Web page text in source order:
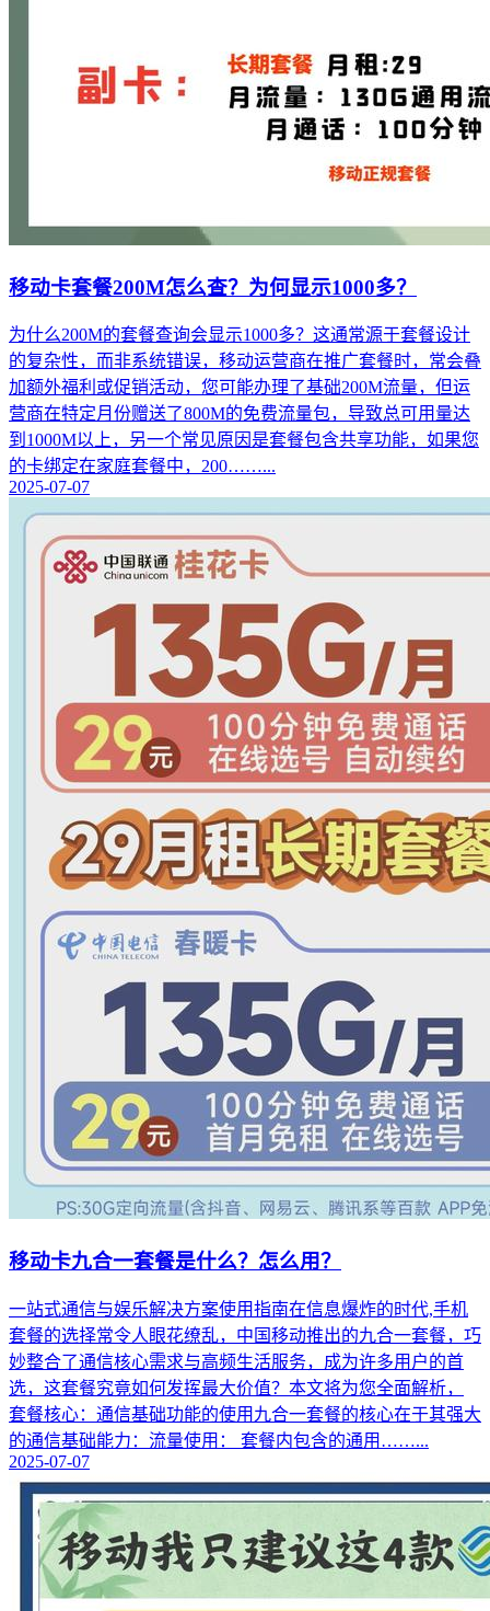
移动卡套餐200M怎么查？为何显示1000多？
为什么200M的套餐查询会显示1000多？这通常源于套餐设计
的复杂性，而非系统错误，移动运营商在推广套餐时，常会叠
加额外福利或促销活动，您可能办理了基础200M流量，但运
营商在特定月份赠送了800M的免费流量包，导致总可用量达
到1000M以上，另一个常见原因是套餐包含共享功能，如果您
的卡绑定在家庭套餐中，200……...
2025-07-07
移动卡九合一套餐是什么？怎么用？
一站式通信与娱乐解决方案使用指南在信息爆炸的时代,手机
套餐的选择常令人眼花缭乱，中国移动推出的九合一套餐，巧
妙整合了通信核心需求与高频生活服务，成为许多用户的首
选，这套餐究竟如何发挥最大价值？本文将为您全面解析，
套餐核心：通信基础功能的使用九合一套餐的核心在于其强大
的通信基础能力：流量使用： 套餐内包含的通用……...
2025-07-07